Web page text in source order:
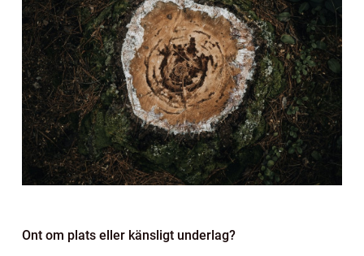
Ont om plats eller känsligt underlag?